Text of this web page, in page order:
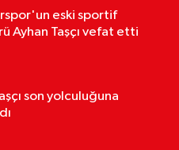
eski sportif
Ayhan Taşçı vefat etti
son yolculuğuna